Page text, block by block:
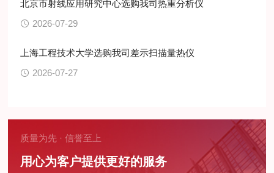
北京市射线应用研究中心选购我司热重分析仪
2026-07-29
上海工程技术大学选购我司差示扫描量热仪
2026-07-27
质量为先 · 信誉至上
用心为客户提供更好的服务